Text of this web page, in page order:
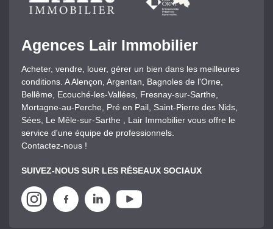
Agences Lair Immobilier
Acheter, vendre, louer, gérer un bien dans les meilleures
conditions. A Alençon, Argentan, Bagnoles de l'Orne,
Bellême, Ecouché-les-Vallées, Fresnay-sur-Sarthe,
Mortagne-au-Perche, Pré en Pail, Saint-Pierre des Nids,
Sées, Le Mêle-sur-Sarthe , Lair Immobilier vous offre le
service d'une équipe de professionnels.
Contactez-nous !
SUIVEZ-NOUS SUR LES RÉSEAUX SOCIAUX